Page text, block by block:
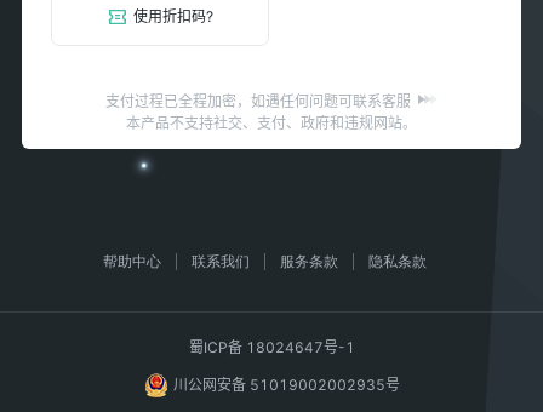
使用折扣码?
支付过程已全程加密，如遇任何问题可联系客服
本产品不支持社交、支付、政府和违规网站。
帮助中心 联系我们 服务条款 隐私条款
蜀ICP备 18024647号-1
川公网安备 51019002002935号